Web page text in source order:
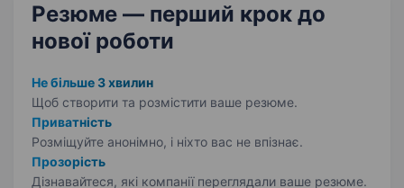
Резюме — перший крок до
нової роботи
Не більше 3 хвилин
Щоб створити та розмістити ваше резюме.
Приватність
Розміщуйте анонімно, і ніхто вас не впізнає.
Прозорість
Дізнавайтеся, які компанії переглядали ваше резюме.